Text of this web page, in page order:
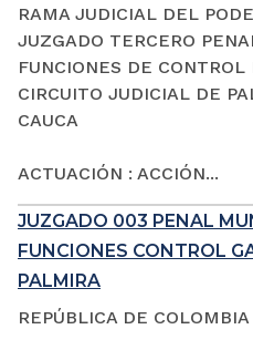
RAMA JUDICIAL DEL
JUZGADO TERCERO
FUNCIONES DE
CIRCUITO JUDICIAL DE
CAUCA
ACTUACIÓN : ACCIÓN...
JUZGADO 003 PENAL
FUNCIONES CONTROL
PALMIRA
REPÚBLICA DE COLOMBIA